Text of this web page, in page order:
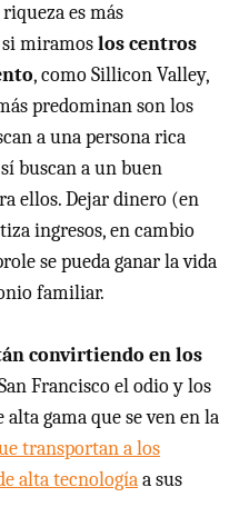
es más
miramoslos centros
, como Sillicon Valley,
predominan son los
a una persona rica
buscan a un buen
ellos. Dejar dinero (en
ingresos, en cambio
se pueda ganar la vida
familiar.
convirtiendo en los
Francisco el odio y los
alta gama que se ven en la
transportan a los
alta tecnologíaa sus